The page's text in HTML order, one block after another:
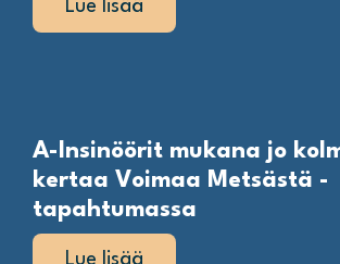
Lue lisää
A-Insinöörit mukana jo
kertaa Voimaa Metsästä -
tapahtumassa
Lue lisää